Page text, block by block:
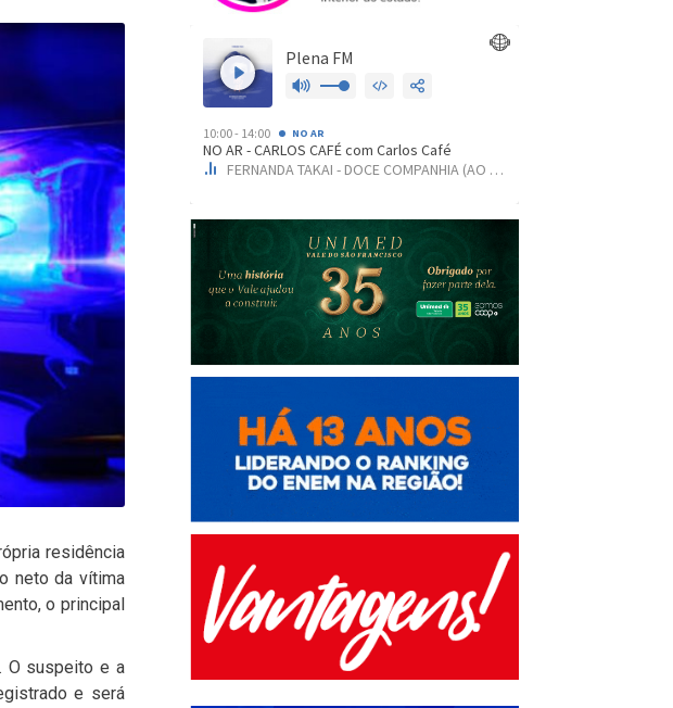
residência
neto da vítima
o principal
O suspeito e a
e será